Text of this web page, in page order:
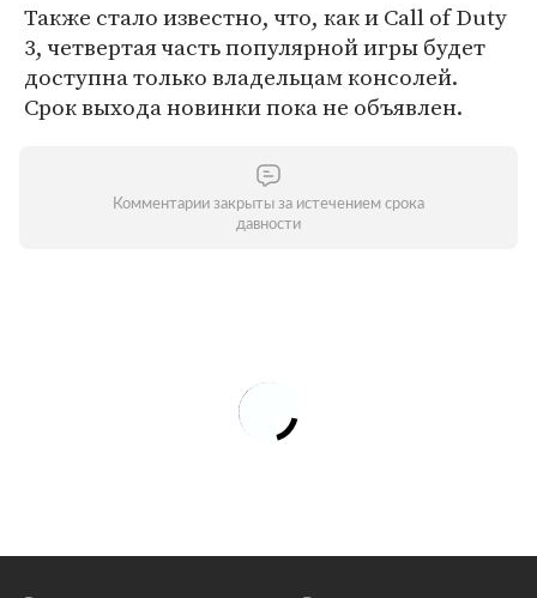
Также стало известно, что, как и Call of Duty
3, четвертая часть популярной игры будет
доступна только владельцам консолей.
Срок выхода новинки пока не объявлен.
Комментарии закрыты за истечением срока
давности